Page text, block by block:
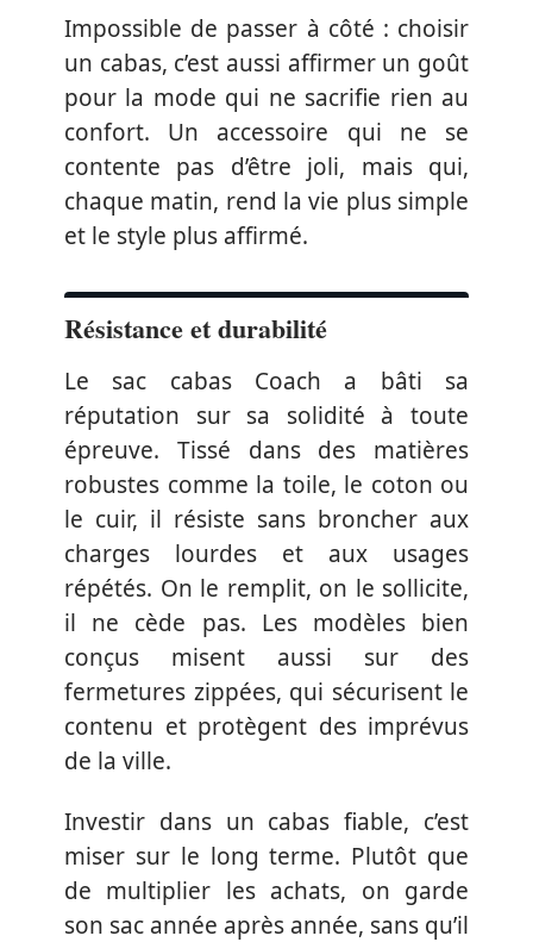
Impossible de passer à côté : choisir
un cabas, c’est aussi affirmer un goût
pour la mode qui ne sacrifie rien au
confort. Un accessoire qui ne se
contente pas d’être joli, mais qui,
chaque matin, rend la vie plus simple
et le style plus affirmé.
Résistance et durabilité
Le sac cabas Coach a bâti sa
réputation sur sa solidité à toute
épreuve. Tissé dans des matières
robustes comme la toile, le coton ou
le cuir, il résiste sans broncher aux
charges lourdes et aux usages
répétés. On le remplit, on le sollicite,
il ne cède pas. Les modèles bien
conçus misent aussi sur des
fermetures zippées, qui sécurisent le
contenu et protègent des imprévus
de la ville.
Investir dans un cabas fiable, c’est
miser sur le long terme. Plutôt que
de multiplier les achats, on garde
son sac année après année, sans qu’il